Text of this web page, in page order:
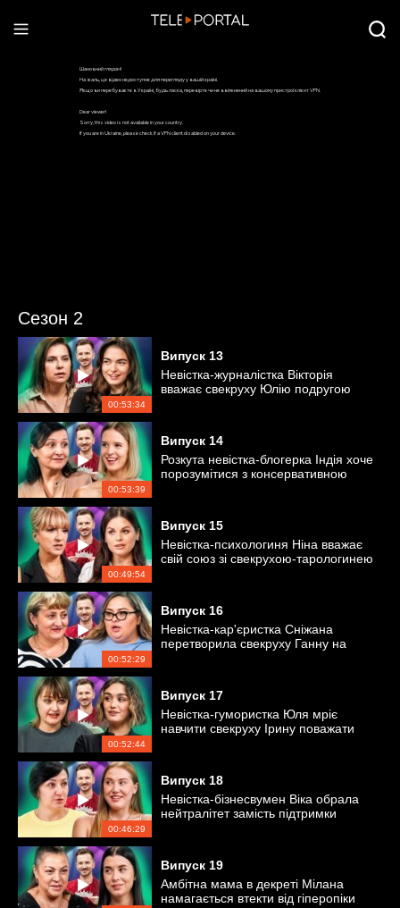
Сезон 2
00:53:34
Випуск 13
Невістка-журналістка Вікторія
вважає свекруху Юлію подругою
00:53:39
Випуск 14
Розкута невістка-блогерка Індія хоче
порозумітися з консервативною
00:49:54
Випуск 15
Невістка-психологиня Ніна вважає
свій союз зі свекрухою-тарологинею
00:52:29
Випуск 16
Невістка-кар'єристка Сніжана
перетворила свекруху Ганну на
00:52:44
Випуск 17
Невістка-гумористка Юля мріє
навчити свекруху Ірину поважати
00:46:29
Випуск 18
Невістка-бізнесвумен Віка обрала
нейтралітет замість підтримки
Випуск 19
Амбітна мама в декреті Мілана
намагається втекти від гіперопіки